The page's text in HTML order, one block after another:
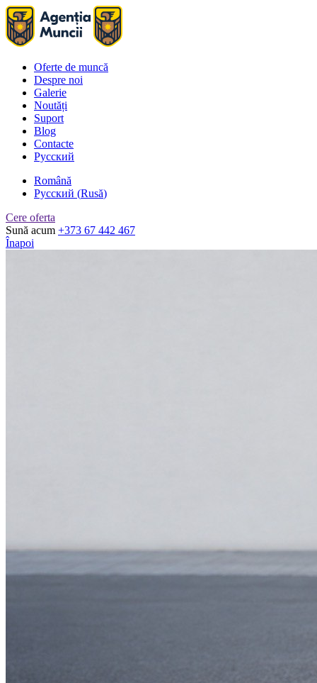
Oferte de muncă
Despre noi
Galerie
Noutăți
Suport
Blog
Contacte
Русский
Română
Русский (Rusă)
Cere oferta
Sună acum +373 67 442 467
Înapoi